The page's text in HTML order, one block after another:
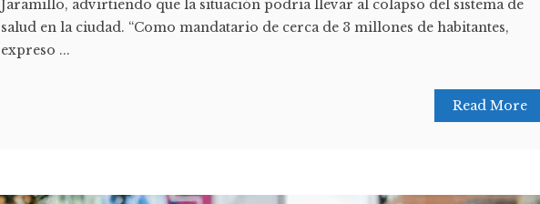
Jaramillo, advirtiendo que la situación podría llevar al colapso del sistema de
salud en la ciudad. “Como mandatario de cerca de 3 millones de habitantes,
expreso ...
Read More